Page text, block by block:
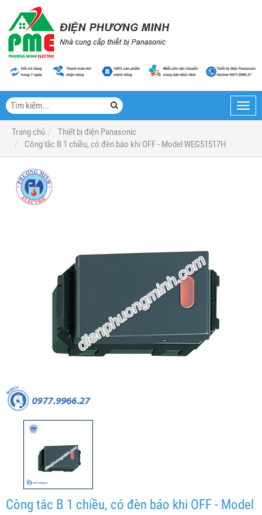
Trang chủ
Thiết bị điện Panasonic
Công tắc B 1 chiều, có đèn báo khi OFF - Model WEG51517H
Công tắc B 1 chiều, có đèn báo khi OFF - Model